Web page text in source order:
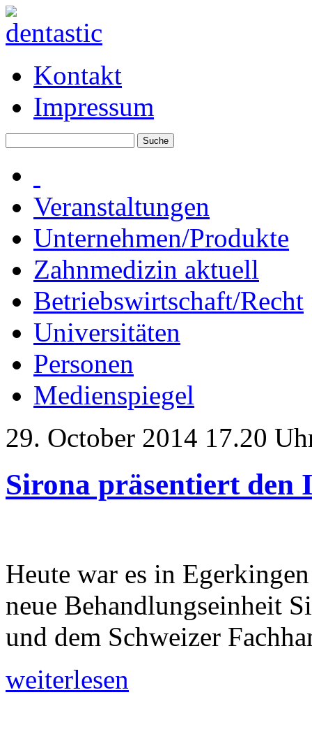
Kontakt
Impressum
Veranstaltungen
Unternehmen/Produkte
Zahnmedizin aktuell
Betriebswirtschaft/Recht
Universitäten
Personen
Medienspiegel
29. October 2014 17.20
Sirona präsentiert den
Heute war es in
neue Behandlungseinheit
und dem Schweizer
weiterlesen